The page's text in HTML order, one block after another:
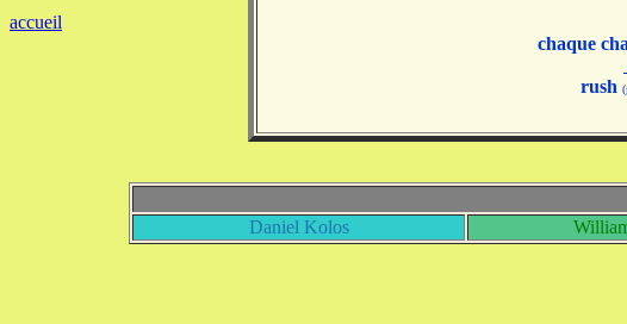
accueil
chaque
rush
Daniel Kolos